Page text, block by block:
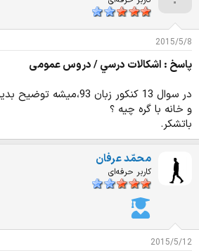
ت
:
2015/5/8
پاسخ : اشكالات درسي / دروس عمومی
در سوال 13 کنکور زبان
و خانه با گره چیه ؟
باتشکر.
محمّد عرفان
کاربر حرفه‌ای
2015/5/12